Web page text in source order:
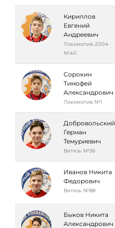
Кириллов
Евгений
Андреевич
Локомотив-2004
№40
Сорокин
Тимофей
Александрович
Локомотив №1
Добровольский
Герман
Темуриевич
Витязь №36
Иванов Никита
Федорович
Витязь №88
Быков Никита
Александрович